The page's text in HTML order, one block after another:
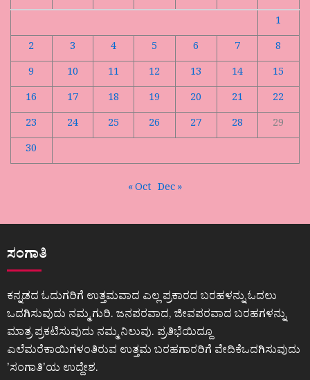
1
2
3 4 5 6 7
8
9
10 11 12 13 14
15
16
17 18 19 20 21
22
23
24 25 26 27 28
29
30
« Oct Dec »
ಸಂಗಾತಿ
ಕನ್ನಡದ ಓದುಗರಿಗೆ ಉತ್ತಮವಾದ ಎಲ್ಲ ಪ್ರಕಾರದ ಬರಹಳನ್ನು ಓದಲು
ಒದಗಿಸುವುದು ನಮ್ಮ ಗುರಿ. ಜನಪರವಾದ, ಜೀವಪರವಾದ ಬರಹಗಳನ್ನು
ಮಾತ್ರ ಪ್ರಕಟಿಸುವುದು ನಮ್ಮ ನಿಲುವು. ಪ್ರತಿಭೆಯಿದ್ದೂ
ಎಲೆಮರೆಕಾಯಿಗಳಂತಿರುವ ಉತ್ತಮ ಬರಹಗಾರರಿಗೆ ವೇದಿಕೆಒದಗಿಸುವುದು
ʼಸಂಗಾತಿʼಯ ಉದ್ದೇಶ.